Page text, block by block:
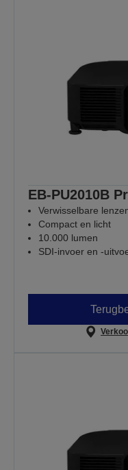
EB-PU2010B
Verwisselbare
Compact en licht
10.000 lumen
SDI-invoer en -